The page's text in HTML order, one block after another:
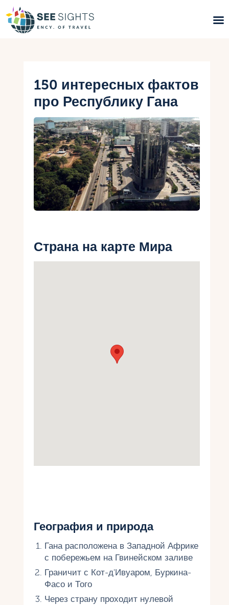
Горящие туры
Типы Туров
Страны
Инфо
Блог
Контакты
150 интересных фактов
про Республику Гана
Страна на карте Мира
География и природа
Гана расположена в Западной Африке
с побережьем на Гвинейском заливе
Граничит с Кот-д'Ивуаром, Буркина-
Фасо и Того
Через страну проходит нулевой